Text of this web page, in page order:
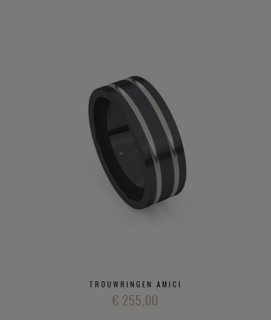
TROUWRINGEN AMICI
€ 255,00